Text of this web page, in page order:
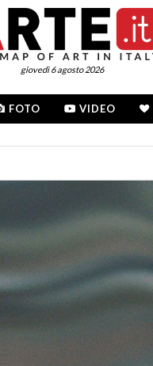
giovedì 6 agosto 2026
FOTO VIDEO